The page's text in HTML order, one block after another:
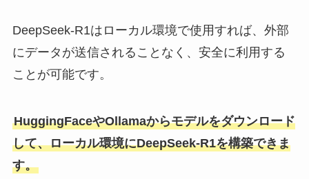
DeepSeek-R1はローカル環境で使用すれば、外部
にデータが送信されることなく、安全に利用する
ことが可能です。
HuggingFaceやOllamaからモデルをダウンロード
して、ローカル環境にDeepSeek-R1を構築できま
す。